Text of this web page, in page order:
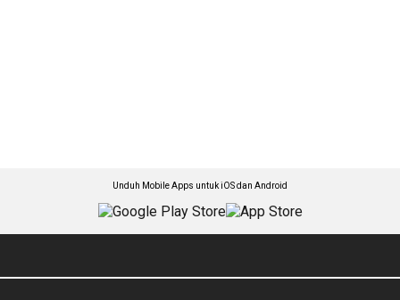
Unduh Mobile Apps untuk iOS dan Android